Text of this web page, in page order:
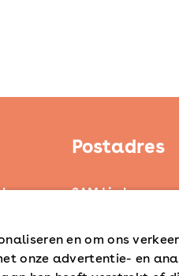
Postadres
SAM Limburg
en om ons
onze advertentie- en